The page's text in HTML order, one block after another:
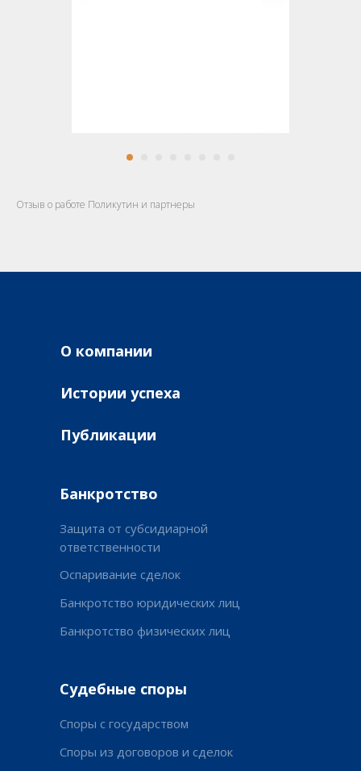
Отзыв о работе Поликутин и партнеры
Банкротство
Защита от субсидиарной
ответственности
Судебные споры
Споры с государством
О компании
Истории успеха
Публикации
Оспаривание сделок
Банкротство юридических лиц
Банкротство физических лиц
Споры из договоров и сделок